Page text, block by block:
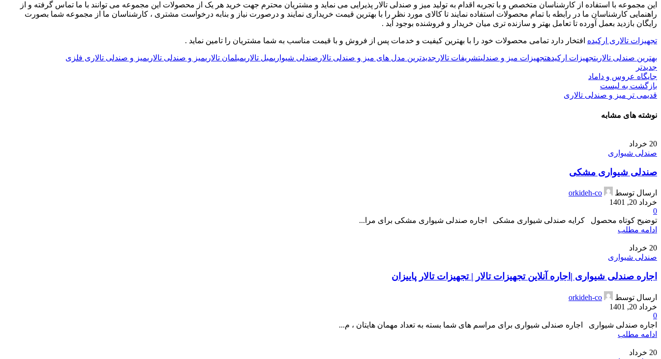
این مجموعه با استفاده از کارشناسان متخصص و با تجربه اقدام به تولید میز و صندلی تالار پذیرایی می نماید و مشتریان محترم جهت خرید هر یک از محصولات این مجموعه می توانند با ما تماس گرفته و از
راهنمایی کارشناسان ما در رابطه با تمام محصولات استفاده نمایند تا کالای مورد نظر را با بهترین قیمت خریداری نمایند و درصورت نیاز و بنابه درخواست مشتری ، کارشناسان ما از مجموعه شما بصورت
رایگان بازدید بعمل آورده تا تعامل بهتر و سازنده تری میان خریدار و فروشنده بوجود آید .
تجهیزات تالاری ارکیده افتخار دارد تمامی محصولات خود را با بهترین کیفیت و خدمات پس از فروش و با قیمت مناسب به شما مشتریان را تامین نماید .
بهترین صندلی تالاریتجهیزات ارکیدهتجهیزات میز و صندلیتشریفات تالار جدیدترین مدل های میز و صندلی تالار صندلی شیواریمبل تالاریمبلمان تالاریمیز و صندلی تالاریمیز و صندلی تالاری فلزی
جدیدتر
جایگاه عروس و داماد
بازگشت به لیست
قدیمی تر میز و صندلی تالاری
نوشته های مشابه
20 خرداد
صندلی شیواری
صندلی شیواری مشکی
ارسال توسط
orkideh-co
خرداد 20, 1401
0
توضیح کوتاه محصول کرایه صندلی شیواری مشکی اجاره صندلی شیواری مشکی برای مرا...
ادامه مطلب
20 خرداد
صندلی شیواری
اجاره صندلی شیواری |اجاره آنلاین تجهیزات تالار | تجهیزات تالار پاییزان
ارسال توسط
orkideh-co
خرداد 20, 1401
0
اجاره صندلی شیواری اجاره صندلی شیواری برای مراسم های شما بسته به تعداد مهمان هایتان ، م...
ادامه مطلب
20 خرداد